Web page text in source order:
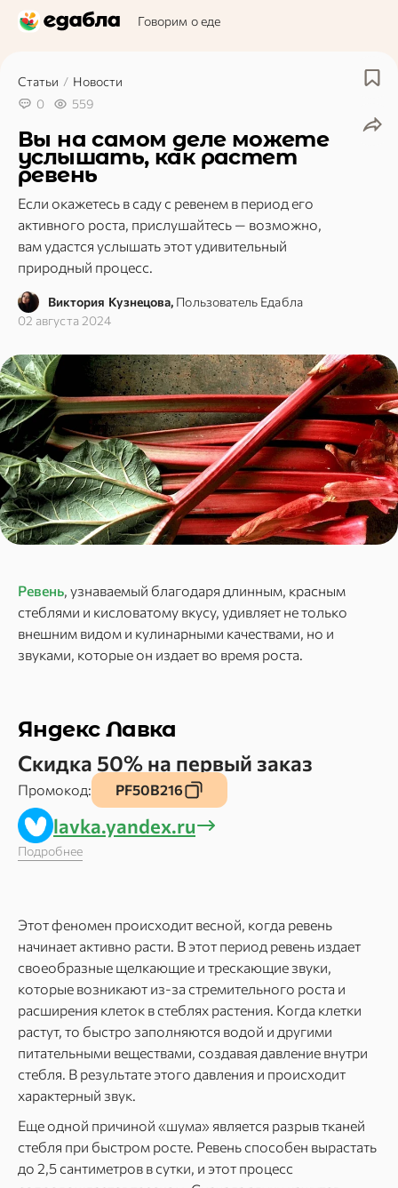
Говорим о еде
Статьи / Новости
0
559
Вы на самом деле можете
услышать, как растет
ревень
Если окажетесь в саду с ревенем в период его
активного роста, прислушайтесь — возможно,
вам удастся услышать этот удивительный
природный процесс.
Виктория Кузнецова, Пользователь Едабла
02 августа 2024
Ревень, узнаваемый благодаря длинным, красным
стеблями и кисловатому вкусу, удивляет не только
внешним видом и кулинарными качествами, но и
звуками, которые он издает во время роста.
Яндекс Лавка
Скидка 50% на первый заказ
Промокод: PF50B216
lavka.yandex.ru
Подробнее
Этот феномен происходит весной, когда ревень
начинает активно расти. В этот период ревень издает
своеобразные щелкающие и трескающие звуки,
которые возникают из-за стремительного роста и
расширения клеток в стеблях растения. Когда клетки
растут, то быстро заполняются водой и другими
питательными веществами, создавая давление внутри
стебля. В результате этого давления и происходит
характерный звук.
Еще одной причиной «шума» является разрыв тканей
стебля при быстром росте. Ревень способен вырастать
до 2,5 сантиметров в сутки, и этот процесс